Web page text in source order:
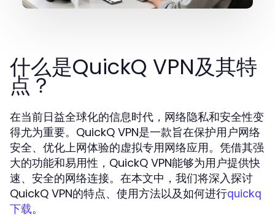
什么是QuickQ VPN及其特
点？
在当前日益全球化的信息时代，网络隐私和安全性变
得尤为重要。QuickQ VPN是一款旨在保护用户网络
安全、优化上网体验的虚拟专用网络应用。凭借其强
大的功能和易用性，QuickQ VPN能够为用户提供快
速、安全的网络连接。在本文中，我们将深入探讨
QuickQ VPN的特点、使用方法以及如何进行quickq
下载。